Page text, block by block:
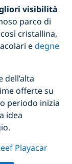
visibilità
parco di
cristallina,
edegne
offerte su
periodo inizia
idea
Playacar